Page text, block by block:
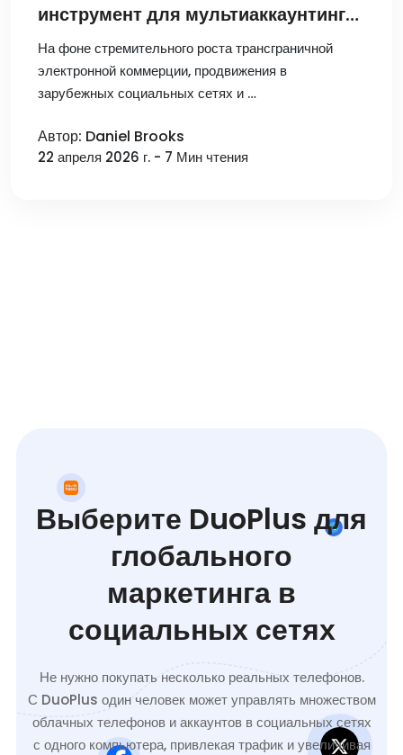
инструмент для мультиаккаунтинга
в социальных сетях
На фоне стремительного роста трансграничной
электронной коммерции, продвижения в
зарубежных социальных сетях и …
Автор: Daniel Brooks
22 апреля 2026 г. - 7 Мин чтения
Выберите DuoPlus для
глобального
маркетинга в
социальных сетях
Не нужно покупать несколько реальных телефонов.
С DuoPlus один человек может управлять множеством
облачных телефонов и аккаунтов в социальных сетях
с одного компьютера, привлекая трафик и увеличивая